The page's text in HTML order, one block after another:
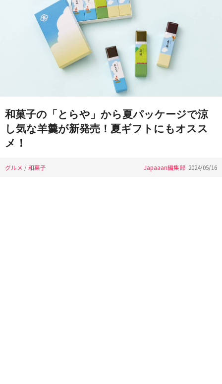
和菓子の「とらや」から夏パッケージで涼
し気な羊羹が新発売！夏ギフトにもオスス
メ！
グルメ /和菓子 Japaaan編集部 2024/05/16